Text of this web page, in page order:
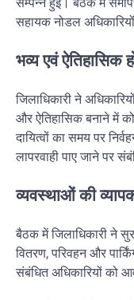
सम्पन्न हुई। बैठक में
सहायक नोडल
भव्य एवं ऐतिहासिक
जिलाधिकारी ने
और ऐतिहासिक बनाने में
दायित्वों का समय पर
लापरवाही पाए जाने पर
व्यवस्थाओं की
बैठक में जिलाधिकारी ने
वितरण, परिवहन और
संबंधित अधिकारियों को